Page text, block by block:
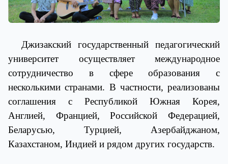
Джизакский государственный педагогический
университет осуществляет международное
сотрудничество в сфере образования с
несколькими странами. В частности, реализованы
соглашения с Республикой Южная Корея,
Англией, Францией, Российской Федерацией,
Беларусью, Турцией, Азербайджаном,
Казахстаном, Индией и рядом других государств.